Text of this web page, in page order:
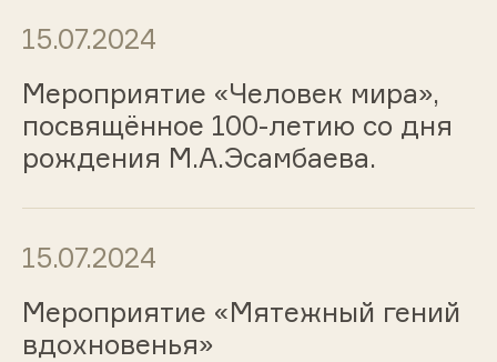
15.07.2024
Мероприятие «Человек мира»,
посвящённое 100-летию со дня
рождения М.А.Эсамбаева.
15.07.2024
Мероприятие «Мятежный гений
вдохновенья»